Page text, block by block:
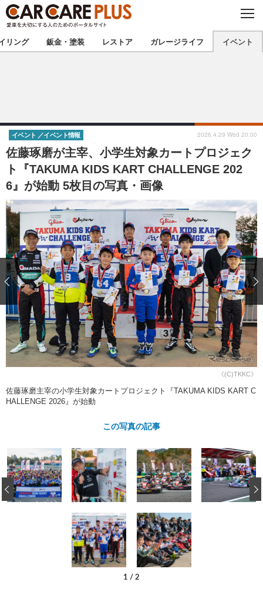
C
O
S
E
★カーケアプラス認定★ 厳選プロショップを地域から探す
甲信越 北陸
東海 関西
中国
九州 沖縄
注目の記事
ショップレポート 愛車 File
自動車豆知識 ストップ！不具合修理＆粗悪修理
鈑金・塗装
ディテイリング
ディテイリング 洗車
ヘッドライト磨き コーティング
フィルム・ラッピング
鈑金・塗装
小キズ直し 防錆
特集記事
ストップ 不具合修理＆粗悪修理
カーメーカー「旧車」関連プロジェ
クト
ショップ紹介
ショップレポート プロショップ検索
レストア
カーメーカー「旧車」関連プロジ
ェクト
コラム
イベント
リング 鈑金・塗装 レストア ガレージライフ イベント
佐藤琢磨が主宰、小学生対象カートプロジェク
ト『TAKUMA KIDS KART CHALLENGE 202
6』が始動 5枚目の写真・画像
イベント イベント情報 2026.4.29 Wed 20:00
《(C)TKKC》
佐藤琢磨主宰の小学生対象カートプロジェクト『TAKUMA KIDS KART C
HALLENGE 2026』が始動
この写真の記事
1 / 2
‹